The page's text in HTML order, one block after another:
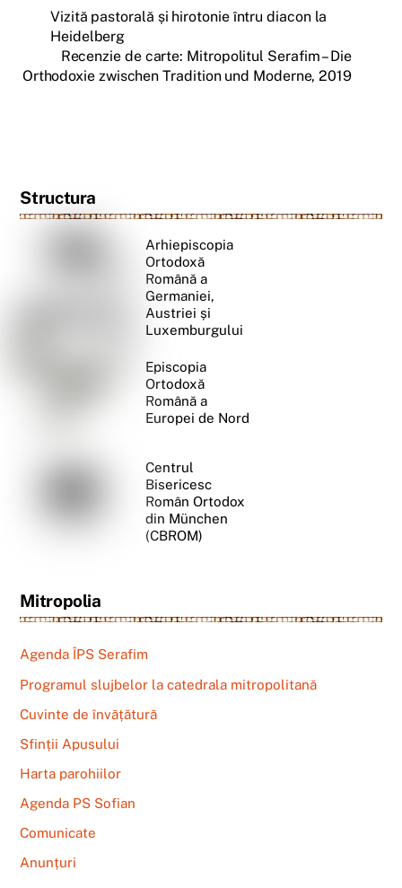
Vizită pastorală și hirotonie întru diacon la
Heidelberg
Recenzie de carte: Mitropolitul Serafim – Die
Orthodoxie zwischen Tradition und Moderne, 2019
Structura
Arhiepiscopia
Ortodoxă
Română a
Germaniei,
Austriei și
Luxemburgului
Episcopia
Ortodoxă
Română a
Europei de Nord
Centrul
Bisericesc
Român Ortodox
din München
(CBROM)
Mitropolia
Agenda ÎPS Serafim
Programul slujbelor la catedrala mitropolitană
Cuvinte de învățătură
Sfinții Apusului
Harta parohiilor
Agenda PS Sofian
Comunicate
Anunțuri